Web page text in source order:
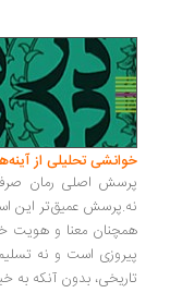
تحلیلی از آینه‌های
اصلی رمان صرفاً این
عمیق‌تر این است:
معنا و هویت خود را
است و نه تسلیم. او
بدون آنکه به خیانت،